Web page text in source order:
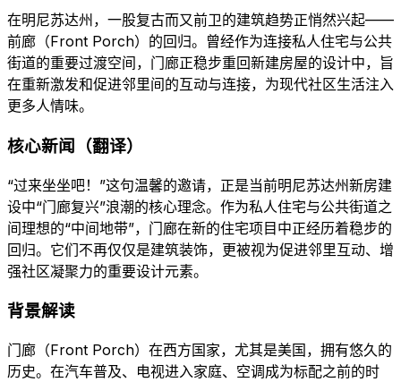
在明尼苏达州，一股复古而又前卫的建筑趋势正悄然兴起——
前廊（Front Porch）的回归。曾经作为连接私人住宅与公共
街道的重要过渡空间，门廊正稳步重回新建房屋的设计中，旨
在重新激发和促进邻里间的互动与连接，为现代社区生活注入
更多人情味。
核心新闻（翻译）
“过来坐坐吧！”这句温馨的邀请，正是当前明尼苏达州新房建
设中“门廊复兴”浪潮的核心理念。作为私人住宅与公共街道之
间理想的“中间地带”，门廊在新的住宅项目中正经历着稳步的
回归。它们不再仅仅是建筑装饰，更被视为促进邻里互动、增
强社区凝聚力的重要设计元素。
背景解读
门廊（Front Porch）在西方国家，尤其是美国，拥有悠久的
历史。在汽车普及、电视进入家庭、空调成为标配之前的时